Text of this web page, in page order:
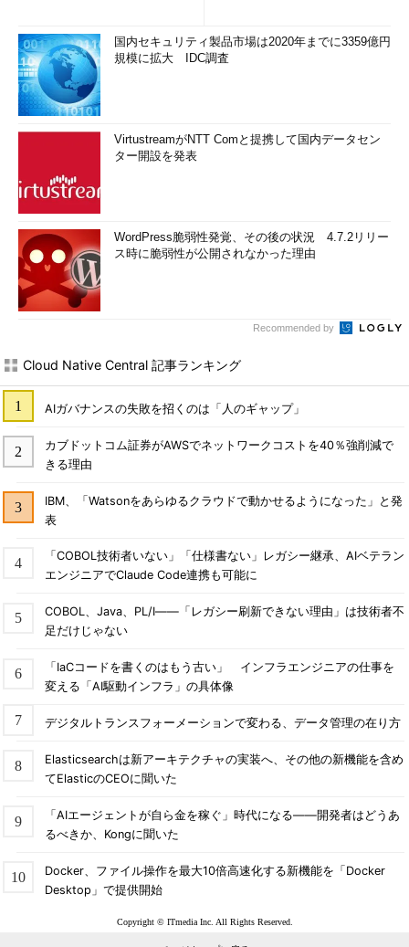
国内セキュリティ製品市場は2020年までに3359億円
規模に拡大 IDC調査
VirtustreamがNTT Comと提携して国内データセン
ター開設を発表
WordPress脆弱性発覚、その後の状況 4.7.2リリー
ス時に脆弱性が公開されなかった理由
Recommended by
Cloud Native Central 記事ランキング
AIガバナンスの失敗を招くのは「人のギャップ」
カブドットコム証券がAWSでネットワークコストを40％強削減で
きる理由
IBM、「Watsonをあらゆるクラウドで動かせるようになった」と発
表
「COBOL技術者いない」「仕様書ない」レガシー継承、AIベテラン
エンジニアでClaude Code連携も可能に
COBOL、Java、PL/I――「レガシー刷新できない理由」は技術者不
足だけじゃない
「IaCコードを書くのはもう古い」 インフラエンジニアの仕事を
変える「AI駆動インフラ」の具体像
デジタルトランスフォーメーションで変わる、データ管理の在り方
Elasticsearchは新アーキテクチャの実装へ、その他の新機能を含め
てElasticのCEOに聞いた
「AIエージェントが自ら金を稼ぐ」時代になる――開発者はどうあ
るべきか、Kongに聞いた
Docker、ファイル操作を最大10倍高速化する新機能を「Docker
Desktop」で提供開始
Copyright © ITmedia Inc. All Rights Reserved.